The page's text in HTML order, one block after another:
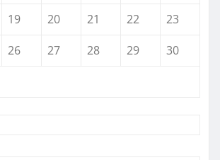
19 20 21 22
23
26 27 28 29
30